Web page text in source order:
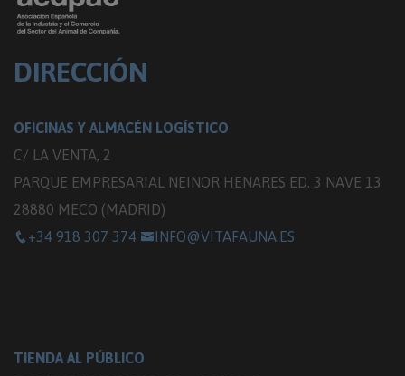
DIRECCIÓN
OFICINAS Y ALMACÉN LOGÍSTICO
C/ LA VENTA, 2
PARQUE EMPRESARIAL NEINOR HENARES ED. 3 NAVE 13
28880 MECO (MADRID)
+34 918 307 374
INFO@VITAFAUNA.ES
TIENDA AL PÚBLICO